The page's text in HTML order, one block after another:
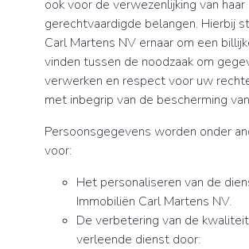
ook voor de verwezenlijking van haar
gerechtvaardigde belangen. Hierbij
Carl Martens NV ernaar om een
vinden tussen de noodzaak om
verwerken en respect voor uw
met inbegrip van de bescherming
Persoonsgegevens worden onder
voor:
Het personaliseren van de
Immobiliën Carl Martens NV.
De verbetering van de
verleende dienst door: